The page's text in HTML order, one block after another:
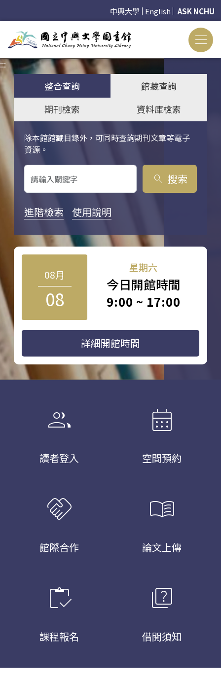
中興大學 English ASK NCHU
:::
整合查詢
館藏查詢
期刊檢索
資料庫檢索
除本館館藏目錄外，可同時查詢期刊文章等電子
資源。
關鍵字搜尋
search 搜索
進階檢索 使用說明
08月
08
星期六
今日開館時間
9:00 ~ 17:00
詳細開館時間
group
讀者登入
calendar_month
空間預約
handshake
館際合作
menu_book
論文上傳
inventory
課程報名
quiz
借閱須知